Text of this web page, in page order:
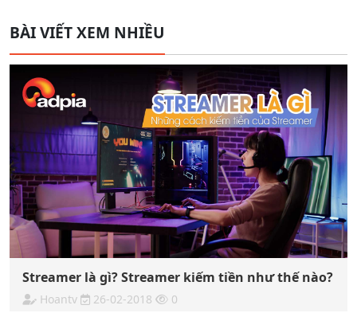
BÀI VIẾT XEM NHIỀU
Streamer là gì? Streamer kiếm tiền như thế nào?
Hoantv 26-02-2018 0